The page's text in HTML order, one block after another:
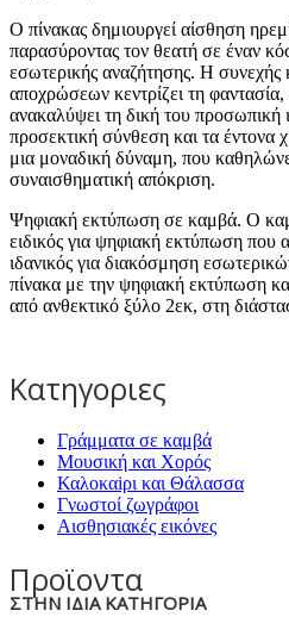
Ο πίνακας δημιουργεί αίσθηση
παρασύροντας τον θεατή σε έναν
εσωτερικής αναζήτησης. Η
αποχρώσεων κεντρίζει τη
ανακαλύψει τη δική του προσωπική
προσεκτική σύνθεση και τα
μια μοναδική δύναμη, που
συναισθηματική απόκριση.
Ψηφιακή εκτύπωση σε καμβά. Ο
ειδικός για ψηφιακή εκτύπωση που
ιδανικός για διακόσμηση
πίνακα με την ψηφιακή εκτύπωση
από ανθεκτικό ξύλο 2εκ, στη
Κατηγοριες
Γράμματα σε καμβά
Μουσική και Χορός
Καλοκαiρι και Θάλασσα
Γνωστοί ζωγράφοι
Αισθησιακές εικόνες
Προϊοντα
ΣΤΗΝ ΙΔΙΑ ΚΑΤΗΓΟΡΙΑ